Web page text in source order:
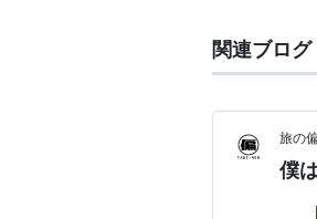
関連ブログ
旅の
僕